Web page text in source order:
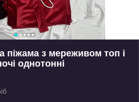
піжама з мереживом топ і
однотонні